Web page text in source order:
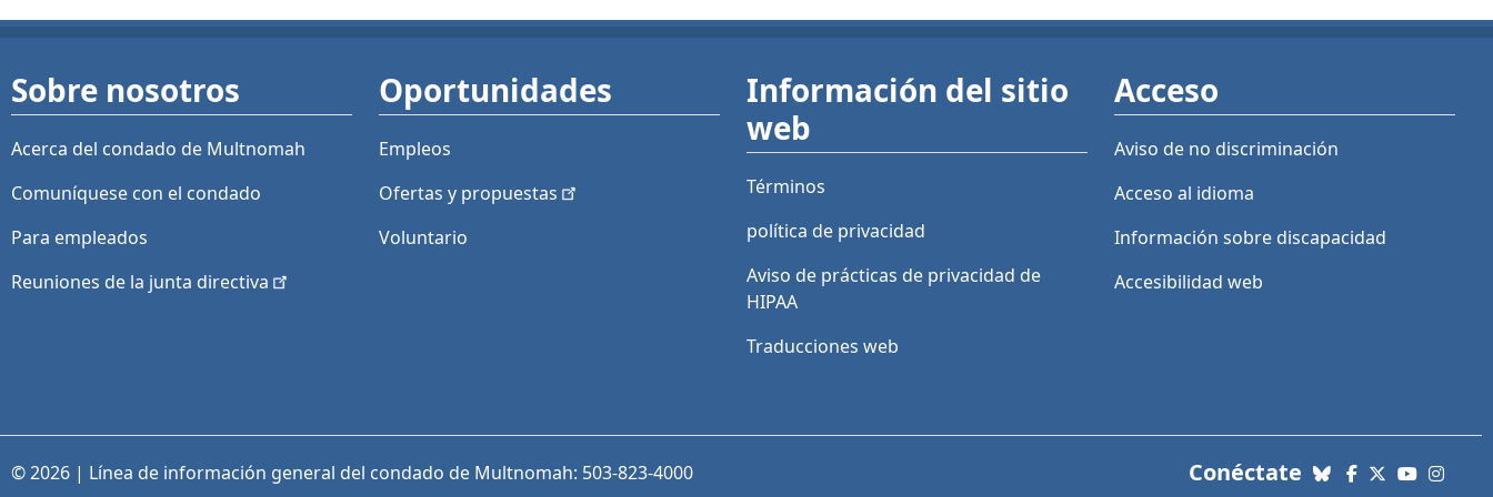
Sobre nosotros
Acerca del condado de Multnomah
Comuníquese con el condado
Para empleados
Reuniones de la junta directiva
Oportunidades
Empleos
Ofertas y propuestas
Voluntario
Información del sitio
web
Términos
política de privacidad
Aviso de prácticas de privacidad de
HIPAA
Traducciones web
Acceso
Aviso de no discriminación
Acceso al idioma
Información sobre discapacidad
Accesibilidad web
© 2026 | Línea de información general del condado de Multnomah: 503-823-4000 Conéctatecon nosotros.
Bluesky
Facebook
X (Twitter)
YouTube